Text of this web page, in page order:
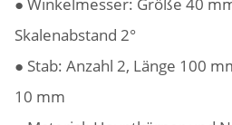
Skalenabstand 2°
● Stab: Anzahl 2, Länge 100
10 mm